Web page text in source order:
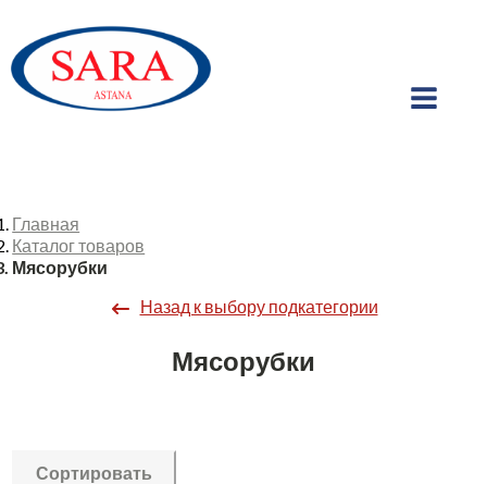
Главная
Каталог товаров
Мясорубки
Назад к выбору подкатегории
Мясорубки
Сортировать